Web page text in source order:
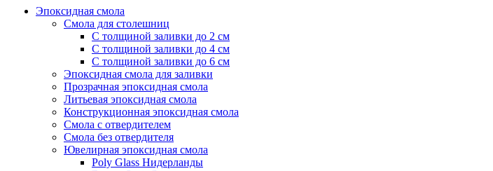
Эпоксидная смола
Смола для столешниц
С толщиной заливки до 2 см
С толщиной заливки до 4 см
С толщиной заливки до 6 см
Эпоксидная смола для заливки
Прозрачная эпоксидная смола
Литьевая эпоксидная смола
Конструкционная эпоксидная смола
Смола с отвердителем
Смола без отвердителя
Ювелирная эпоксидная смола
Poly Glass Нидерланды